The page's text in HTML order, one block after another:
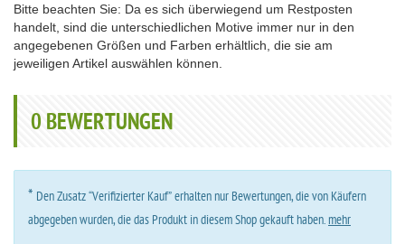
Bitte beachten Sie: Da es sich überwiegend um Restposten
handelt, sind die unterschiedlichen Motive immer nur in den
angegebenen Größen und Farben erhältlich, die sie am
jeweiligen Artikel auswählen können.
0 BEWERTUNGEN
* Den Zusatz “Verifizierter Kauf” erhalten nur Bewertungen, die von Käufern
abgegeben wurden, die das Produkt in diesem Shop gekauft haben.mehr